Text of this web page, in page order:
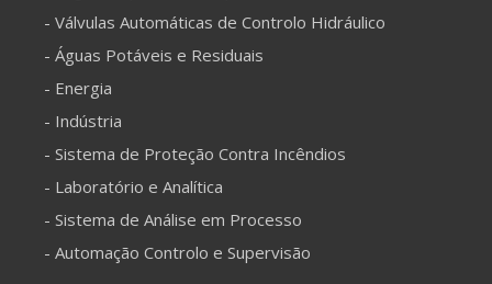
- Válvulas Automáticas de Controlo Hidráulico
- Águas Potáveis e Residuais
- Energia
- Indústria
- Sistema de Proteção Contra Incêndios
- Laboratório e Analítica
- Sistema de Análise em Processo
- Automação Controlo e Supervisão